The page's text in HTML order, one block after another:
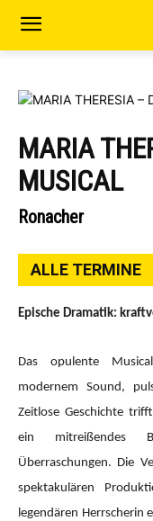
MARIA
MUSICAL
Ronacher
ALLE TERMINE
Epische Dramatik:
Das opulente
modernem Sound,
Zeitlose Geschichte
ein mitreißendes
Überraschungen. Die
spektakulären
legendären Herrscherin